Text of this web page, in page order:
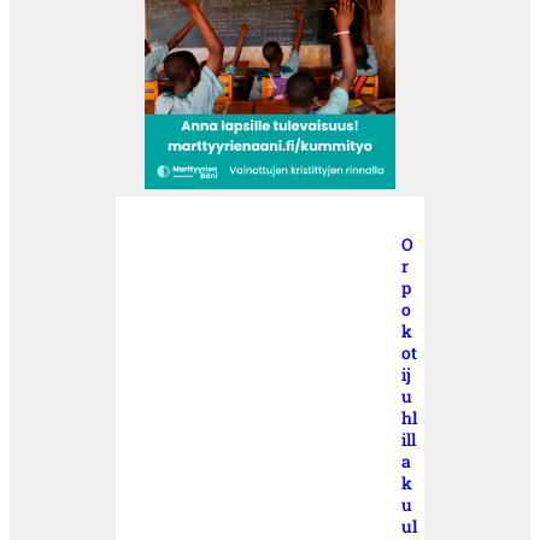
O
r
p
o
k
ot
ij
u
hl
ill
a
k
u
ul